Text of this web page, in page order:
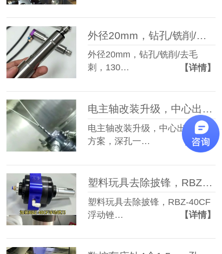
外径20mm，钻孔/铣削/去毛
刺，130…
【详情】
电主轴改装升级，中心出水升级方案，深孔一钻到底，无需频繁退刀排屑
电主轴改装升级，中心出水升级
方案，深孔一…
【详情】
塑料玩具去除披锋，RBZ-40CF浮动锉刀，9000次/分钟往复锉削
塑料玩具去除披锋，RBZ-40CF
浮动锉…
【详情】